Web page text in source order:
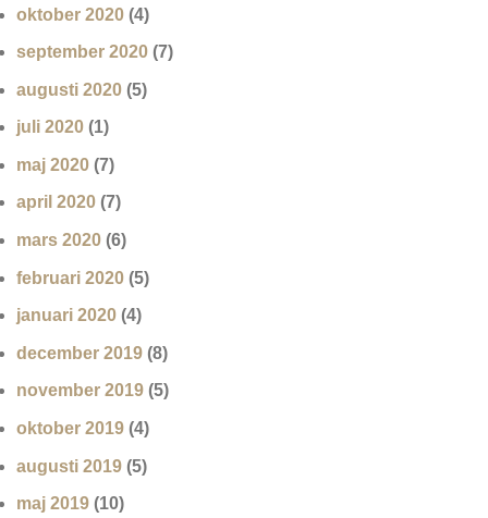
oktober 2020 (4)
september 2020 (7)
augusti 2020 (5)
juli 2020 (1)
maj 2020 (7)
april 2020 (7)
mars 2020 (6)
februari 2020 (5)
januari 2020 (4)
december 2019 (8)
november 2019 (5)
oktober 2019 (4)
augusti 2019 (5)
maj 2019 (10)